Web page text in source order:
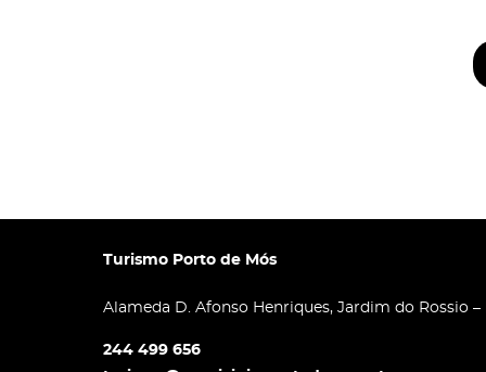
Turismo Porto de Mós
Alameda D. Afonso Henriques, Jardim do Rossio
244 499 656